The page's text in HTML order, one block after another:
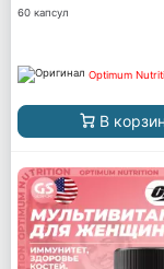
60 капсул
Optimum
В